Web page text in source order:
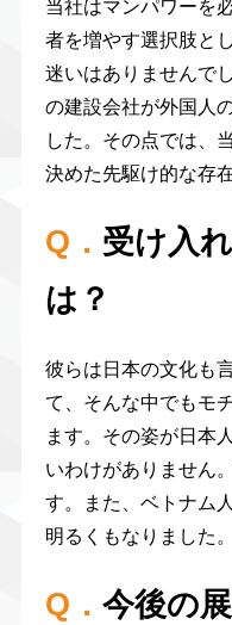
当社はマンパワーを
者を増やす選択肢と
迷いはありませんで
の建設会社が外国人
した。その点では、
決めた先駆け的な存
Q． 受け入
は？
彼らは日本の文化も
て、そんな中でもモ
ます。その姿が日本
いわけがありません
す。また、ベトナム
明るくもなりました。
Q． 今後の